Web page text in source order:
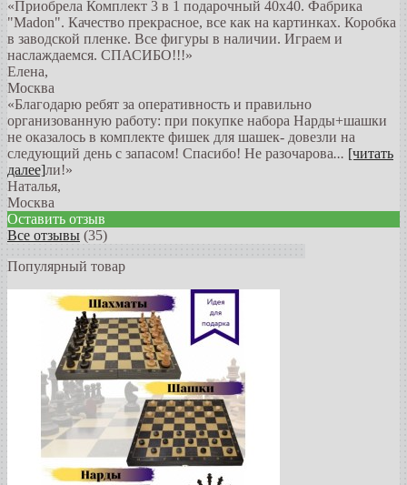
«Приобрела Комплект 3 в 1 подарочный 40х40. Фабрика
"Madon". Качество прекрасное, все как на картинках. Коробка
в заводской пленке. Все фигуры в наличии. Играем и
наслаждаемся. СПАСИБО!!!»
Елена,
Москва
«Благодарю ребят за оперативность и правильно
организованную работу: при покупке набора Нарды+шашки
не оказалось в комплекте фишек для шашек- довезли на
следующий день с запасом! Спасибо! Не разочарова... [читать
далее]ли!»
Наталья,
Москва
Оставить отзыв
Все отзывы (35)
Популярный товар